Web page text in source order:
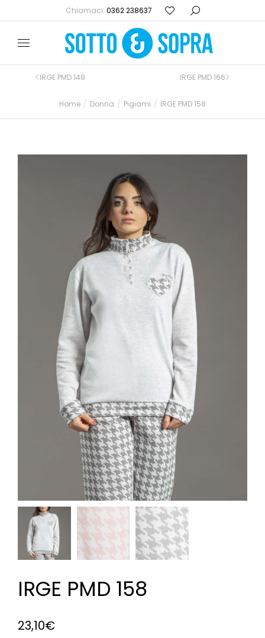
Chiamaci: 0362 238637
Home Donna Pigiami IRGE PMD 158
IRGE PMD 148 IRGE PMD 166
IRGE PMD 158
23,10€